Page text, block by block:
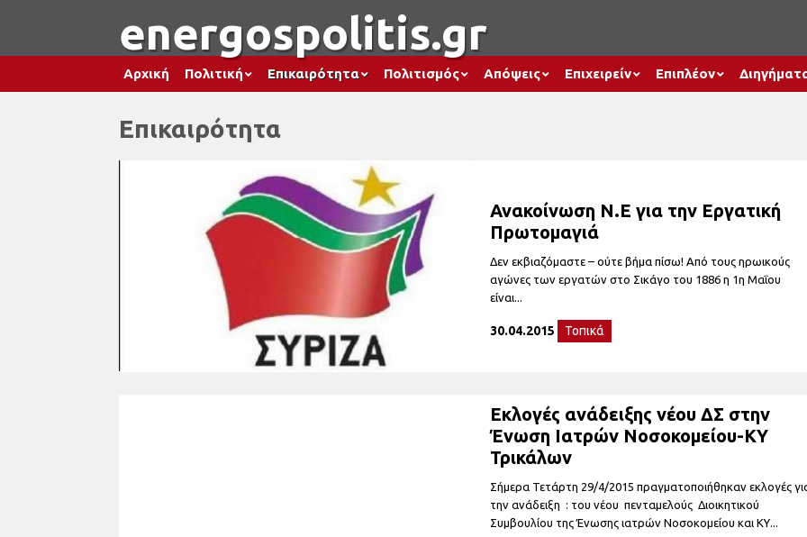
energospolitis.gr
Αρχική Πολιτική Επικαιρότητα Πολιτισμός Απόψεις Επιχειρείν Επιπλέον
Επικαιρότητα
Ανακοίνωση Ν.Ε για την Εργατική
Πρωτομαγιά
Δεν εκβιαζόμαστε – ούτε βήμα πίσω! Από τους ηρωικούς
αγώνες των εργατών στο Σικάγο του 1886 η 1η Μαΐου
είναι...
30.04.2015 Τοπικά
Εκλογές ανάδειξης νέου ΔΣ στην
Ένωση Ιατρών Νοσοκομείου-ΚΥ
Τρικάλων
Σήμερα Τετάρτη 29/4/2015 πραγματοποιήθηκαν εκλογές
την ανάδειξη : του νέου πενταμελούς Διοικητικού
Συμβουλίου της Ένωσης ιατρών Νοσοκομείου και ΚΥ...